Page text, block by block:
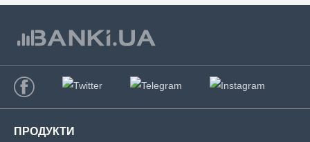
ПРОДУКТИ